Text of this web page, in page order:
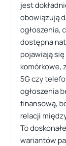
jest
obowiązują
ogłoszenia,
dostępna
pojawiają
komórkowe,
5G czy
ogłoszenia
finansową,
relacji
To
wariantów